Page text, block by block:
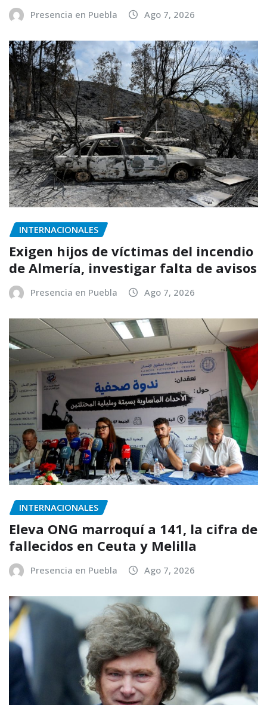
Presencia en Puebla Ago 7, 2026
INTERNACIONALES
Exigen hijos de víctimas del incendio
de Almería, investigar falta de avisos
Presencia en Puebla Ago 7, 2026
INTERNACIONALES
Eleva ONG marroquí a 141, la cifra de
fallecidos en Ceuta y Melilla
Presencia en Puebla Ago 7, 2026